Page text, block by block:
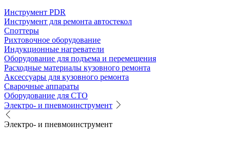
Инструмент PDR
Инструмент для ремонта автостекол
Споттеры
Рихтовочное оборудование
Индукционные нагреватели
Оборудование для подъема и перемещения
Расходные материалы кузовного ремонта
Аксессуары для кузовного ремонта
Сварочные аппараты
Оборудование для СТО
Электро- и пневмоинструмент
Электро- и пневмоинструмент